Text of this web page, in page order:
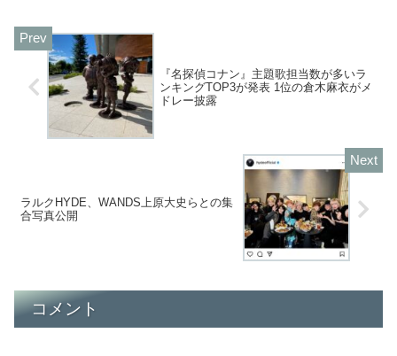
『名探偵コナン』主題歌担当数が多いラ
ンキングTOP3が発表 1位の倉木麻衣がメ
ドレー披露
ラルクHYDE、WANDS上原大史らとの集
合写真公開
コメント